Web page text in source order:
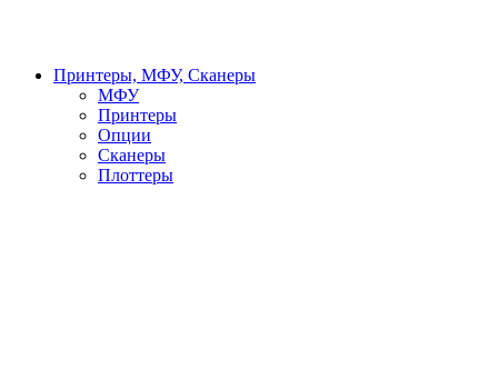
Принтеры, МФУ, Сканеры
МФУ
Принтеры
Опции
Сканеры
Плоттеры